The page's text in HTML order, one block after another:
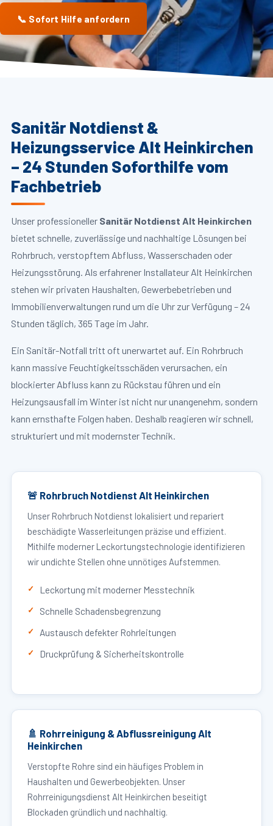
📞 Sofort Hilfe anfordern
Sanitär Notdienst &
Heizungsservice Alt Heinkirchen
– 24 Stunden Soforthilfe vom
Fachbetrieb
Unser professioneller Sanitär Notdienst Alt Heinkirchen
bietet schnelle, zuverlässige und nachhaltige Lösungen bei
Rohrbruch, verstopftem Abfluss, Wasserschaden oder
Heizungsstörung. Als erfahrener Installateur Alt Heinkirchen
stehen wir privaten Haushalten, Gewerbebetrieben und
Immobilienverwaltungen rund um die Uhr zur Verfügung – 24
Stunden täglich, 365 Tage im Jahr.
Ein Sanitär-Notfall tritt oft unerwartet auf. Ein Rohrbruch
kann massive Feuchtigkeitsschäden verursachen, ein
blockierter Abfluss kann zu Rückstau führen und ein
Heizungsausfall im Winter ist nicht nur unangenehm, sondern
kann ernsthafte Folgen haben. Deshalb reagieren wir schnell,
strukturiert und mit modernster Technik.
🚨 Rohrbruch Notdienst Alt Heinkirchen
Unser Rohrbruch Notdienst lokalisiert und repariert
beschädigte Wasserleitungen präzise und effizient.
Mithilfe moderner Leckortungstechnologie identifizieren
wir undichte Stellen ohne unnötiges Aufstemmen.
Leckortung mit moderner Messtechnik
Schnelle Schadensbegrenzung
Austausch defekter Rohrleitungen
Druckprüfung & Sicherheitskontrolle
🚿 Rohrreinigung & Abflussreinigung Alt
Heinkirchen
Verstopfte Rohre sind ein häufiges Problem in
Haushalten und Gewerbeobjekten. Unser
Rohrreinigungsdienst Alt Heinkirchen beseitigt
Blockaden gründlich und nachhaltig.